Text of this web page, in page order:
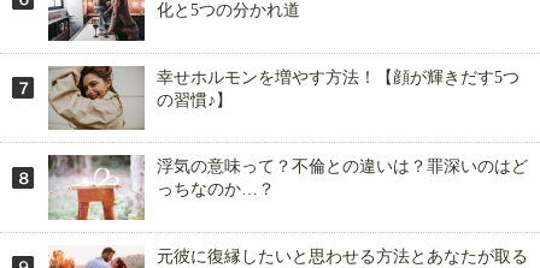
化と5つの分かれ道
幸せホルモンを増やす方法！【顔が輝きだす5つ
の習慣♪】
浮気の意味って？不倫との違いは？罪深いのはど
っちなのか…？
元彼に復縁したいと思わせる方法とあなたが取る